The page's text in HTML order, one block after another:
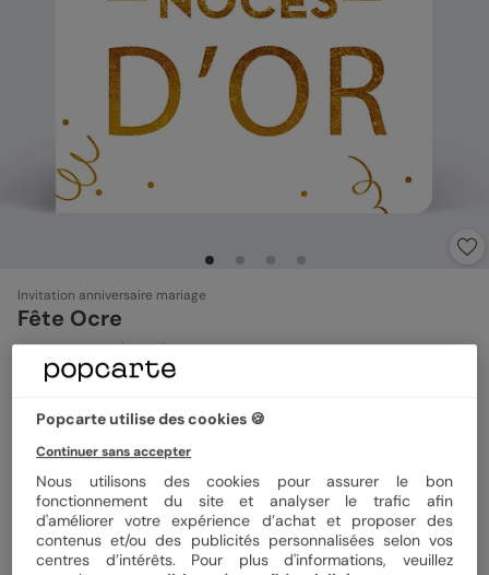
Invitation anniversaire mariage
Fête Ocre
4.8(21avis)
Format
Papier Papier Satiné
Popcarte utilise des cookies 🍪
Continuer sans accepter
Nous utilisons des cookies pour assurer le bon
fonctionnement du site et analyser le trafic afin
d'améliorer votre expérience d’achat et proposer des
contenus et/ou des publicités personnalisées selon vos
centres d’intérêts. Pour plus d'informations, veuillez